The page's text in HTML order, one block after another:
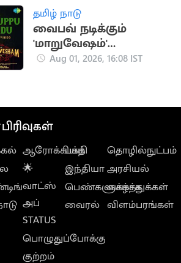
தமிழ் நாடு
வைபவ் நடிக்கும்
'மாறுவேஷம்'
திரைப்படத்தின் 'கருப்பு
Aug 01, 2026, 16:08 IST
ஆரோக்கியம்
🌟
வாட்ஸ்
அப்
STATUS
பொழுதுப்போக்கு
குற்றம்
பக்தி
இந்தியா
பெண்களுக்காக
வைரல்
தொழில்நுட்பம்
அரசியல்
வாழ்த்துக்கள்
விளம்பரங்கள்